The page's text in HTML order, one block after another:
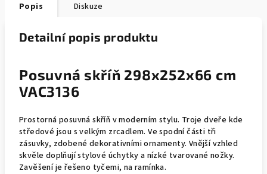
Popis Diskuze
Detailní popis produktu
Posuvná skříň 298x252x66 cm
VAC3136
Prostorná posuvná skříň v moderním stylu. Troje dveře kde
středové jsou s velkým zrcadlem. Ve spodní části tři
zásuvky, zdobené dekorativními ornamenty. Vnější vzhled
skvěle doplňují stylové úchytky a nízké tvarované nožky.
Zavěšení je řešeno tyčemi, na ramínka.